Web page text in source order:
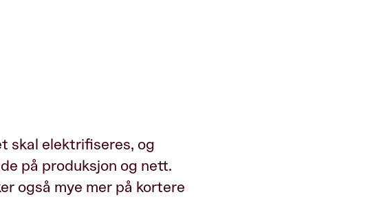
skal elektrifiseres, og
på produksjon og nett.
også mye mer på kortere